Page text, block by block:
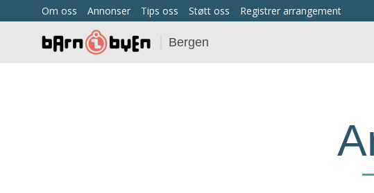
Om oss Annonser Tips oss Støtt oss Registrer arrangement
Bergen